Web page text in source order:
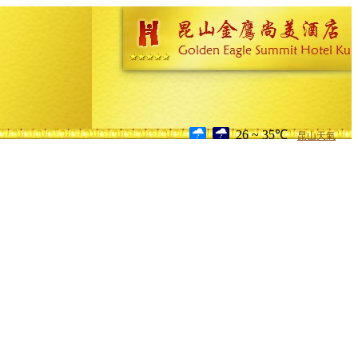
26 ~ 35℃ 昆山天氣